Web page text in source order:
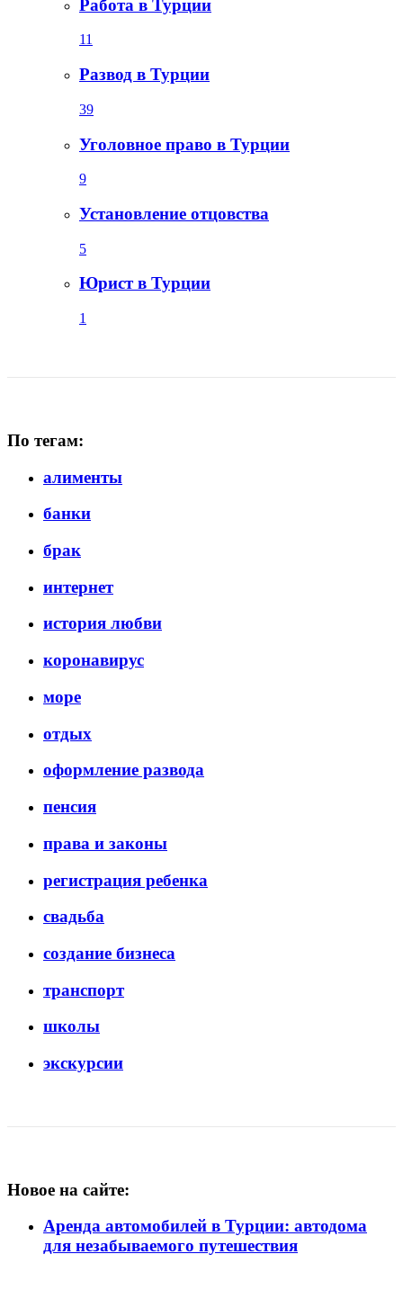
Работа в Турции
11
Развод в Турции
39
Уголовное право в Турции
9
Установление отцовства
5
Юрист в Турции
1
По тегам:
алименты
банки
брак
интернет
история любви
коронавирус
море
отдых
оформление развода
пенсия
права и законы
регистрация ребенка
свадьба
создание бизнеса
транспорт
школы
экскурсии
Новое на сайте:
Аренда автомобилей в Турции: автодома
для незабываемого путешествия